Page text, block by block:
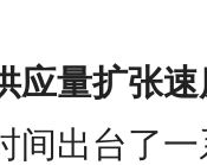
量扩张速
出台了一